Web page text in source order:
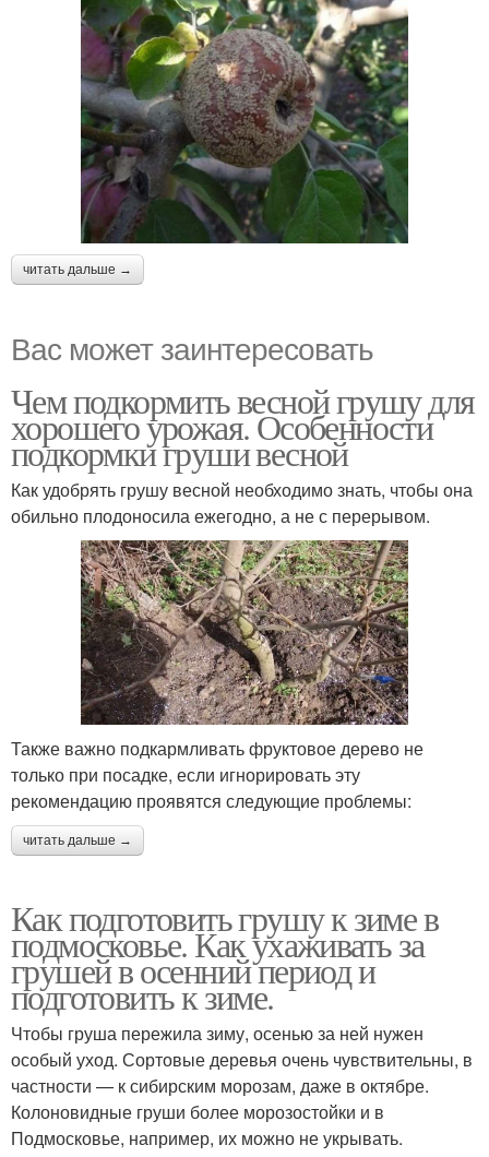
читать дальше →
Вас может заинтересовать
Чем подкормить весной грушу для
хорошего урожая. Особенности
подкормки груши весной
Как удобрять грушу весной необходимо знать, чтобы она
обильно плодоносила ежегодно, а не с перерывом.
Также важно подкармливать фруктовое дерево не
только при посадке, если игнорировать эту
рекомендацию проявятся следующие проблемы:
читать дальше →
Как подготовить грушу к зиме в
подмосковье. Как ухаживать за
грушей в осенний период и
подготовить к зиме.
Чтобы груша пережила зиму, осенью за ней нужен
особый уход. Сортовые деревья очень чувствительны, в
частности — к сибирским морозам, даже в октябре.
Колоновидные груши более морозостойки и в
Подмосковье, например, их можно не укрывать.